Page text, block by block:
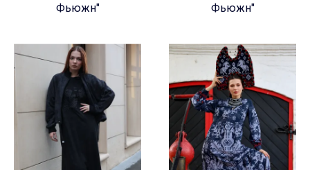
Фьюжн"
Фьюжн"